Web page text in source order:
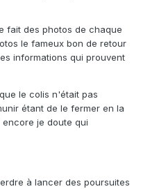
fait des photos de chaque
le fameux bon de retour
informations qui prouvent
le colis n'était pas
étant de le fermer en la
je doute qui
à lancer des poursuites